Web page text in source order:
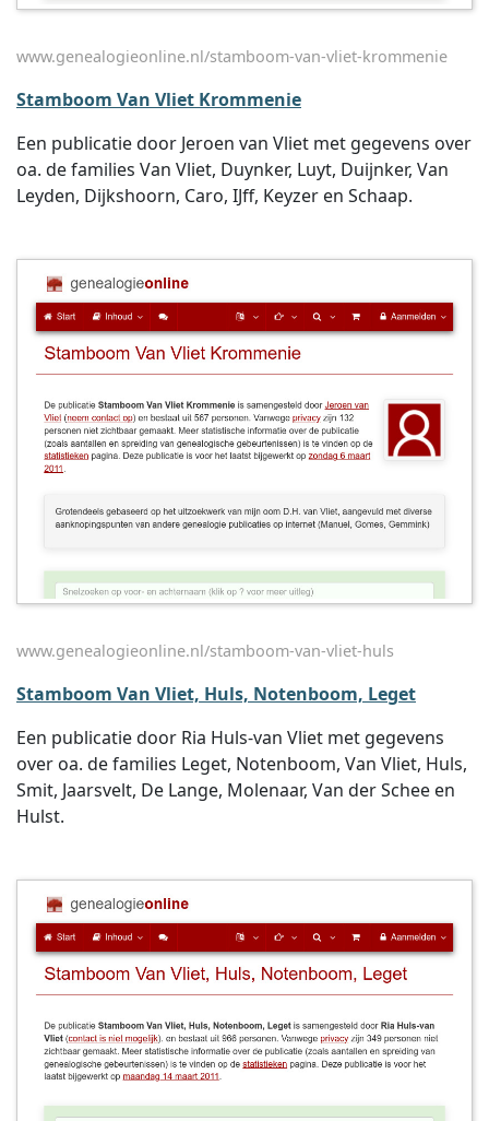
www.genealogieonline.nl/stamboom-van-vliet-krommenie
Stamboom Van Vliet Krommenie
Een publicatie door Jeroen van Vliet met gegevens over
oa. de families Van Vliet, Duynker, Luyt, Duijnker, Van
Leyden, Dijkshoorn, Caro, IJff, Keyzer en Schaap.
www.genealogieonline.nl/stamboom-van-vliet-huls
Stamboom Van Vliet, Huls, Notenboom, Leget
Een publicatie door Ria Huls-van Vliet met gegevens
over oa. de families Leget, Notenboom, Van Vliet, Huls,
Smit, Jaarsvelt, De Lange, Molenaar, Van der Schee en
Hulst.